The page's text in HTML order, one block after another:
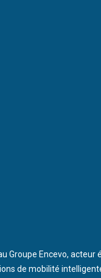
Groupe Encevo,
de mobilité